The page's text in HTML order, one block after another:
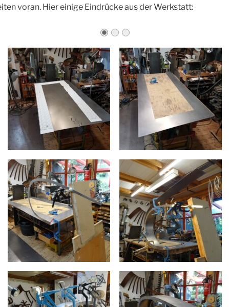
voran. Hier einige Eindrücke aus der Werkstatt: